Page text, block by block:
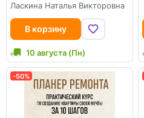
Ласкина Наталья Викторовна
В корзину
10 августа (Пн)
-50%